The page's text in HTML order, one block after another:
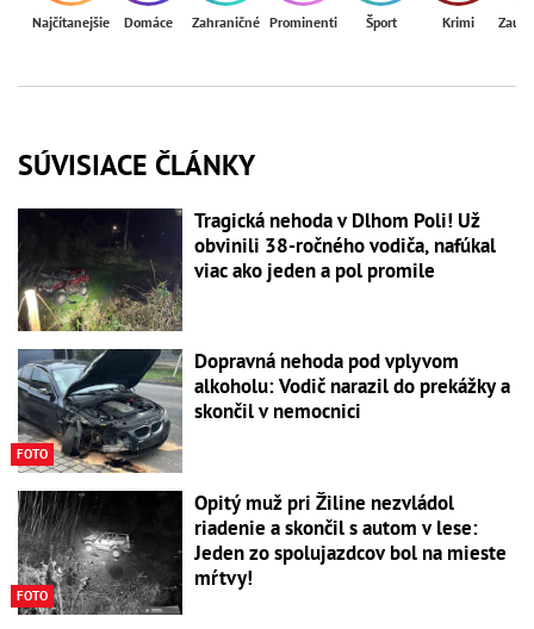
Najčítanejšie Domáce Zahraničné Prominenti Šport Krimi
SÚVISIACE ČLÁNKY
Tragická nehoda v Dlhom Poli! Už
obvinili 38-ročného vodiča, nafúkal
viac ako jeden a pol promile
FOTO
Dopravná nehoda pod vplyvom
alkoholu: Vodič narazil do prekážky a
skončil v nemocnici
FOTO
Opitý muž pri Žiline nezvládol
riadenie a skončil s autom v lese:
Jeden zo spolujazdcov bol na mieste
mŕtvy!